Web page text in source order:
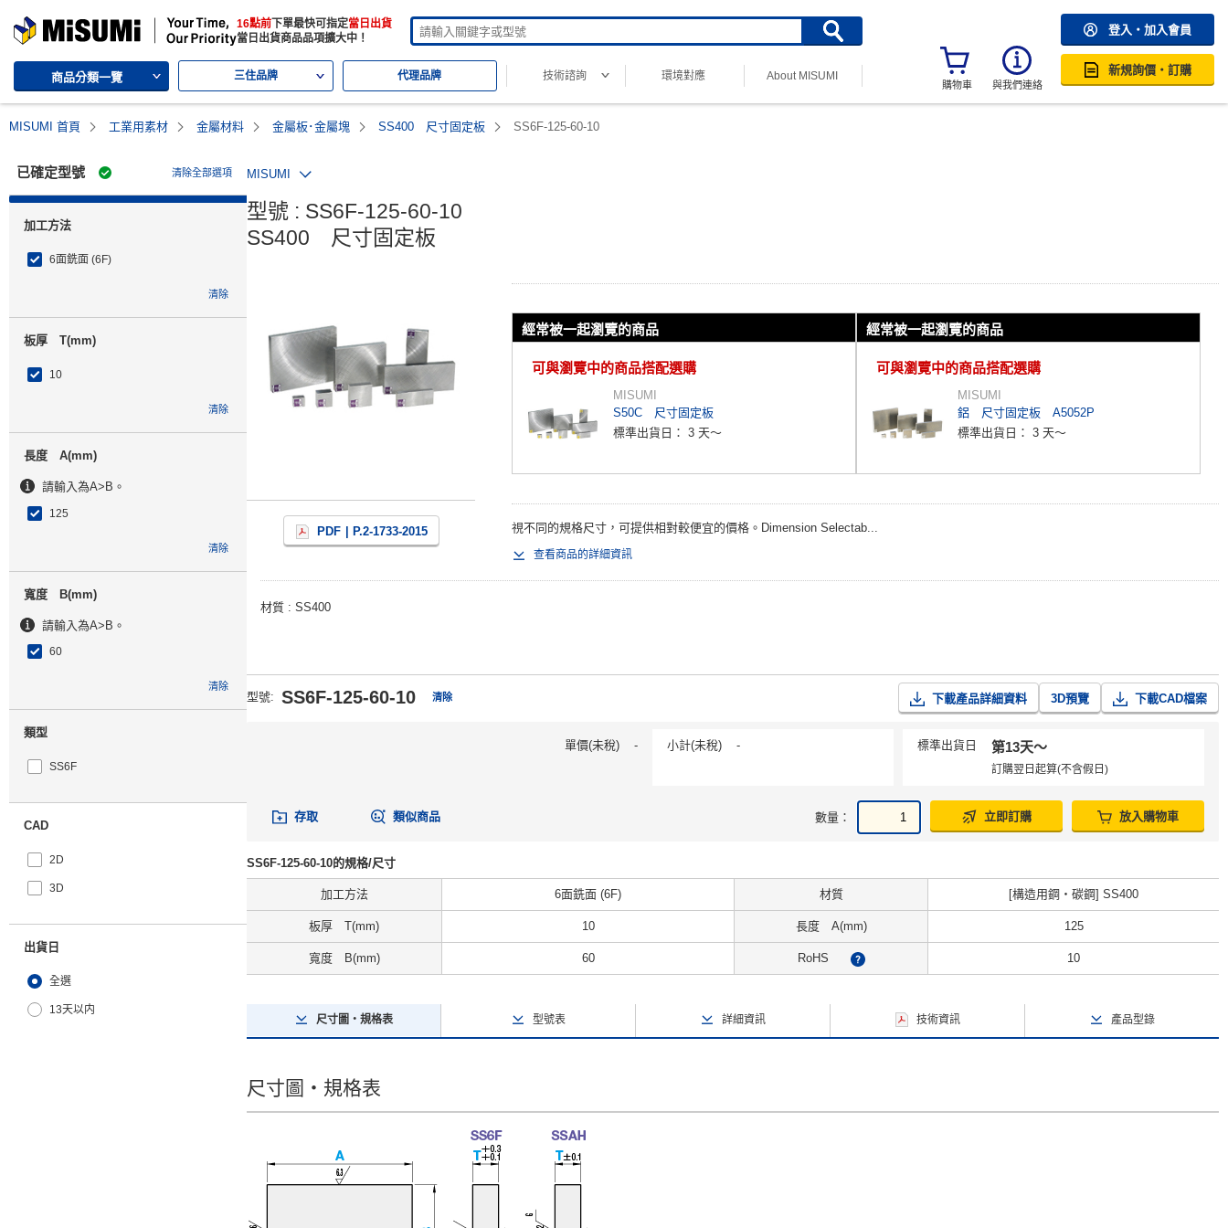
MISUMI | Your Time, Our Priority 16點前 下單最快可指定當日出貨
當日出貨商品品項擴大中！
商品分類一覽 三住品牌 代理品牌 技術諮詢 環境對應 About MISUMI
登入・加入會員
購物車 與我們連絡
新規詢價・訂購
MISUMI 首頁 工業用素材 金屬材料 金屬板･金屬塊 SS400 尺寸固定板 SS6F-125-60-10
已確定型號 清除全部選項
加工方法
6面銑面 (6F)
清除
板厚 T(mm)
10
清除
長度 A(mm)
請輸入為A>B。
125
清除
寬度 B(mm)
請輸入為A>B。
60
清除
類型
SS6F
CAD
2D
3D
出貨日
全選
13天以内
MISUMI
型號 : SS6F-125-60-10
SS400　尺寸固定板
PDF | P.2-1733-2015
經常被一起瀏覽的商品
可與瀏覽中的商品搭配選購
MISUMI
S50C 尺寸固定板
標準出貨日： 3 天～
經常被一起瀏覽的商品
可與瀏覽中的商品搭配選購
MISUMI
鋁 尺寸固定板 A5052P
標準出貨日： 3 天～
視不同的規格尺寸，可提供相對較便宜的價格。Dimension Selectab...
查看商品的詳細資訊
材質 SS400
型號: SS6F-125-60-10 清除 下載產品詳細資料 3D預覽 下載CAD檔案
單價(未稅) - 小計(未稅) - 標準出貨日 第13天〜
訂購翌日起算(不含假日)
存取 類似商品 數量： 立即訂購 放入購物車
SS6F-125-60-10的規格/尺寸
加工方法 6面銑面 (6F) 材質 [構造用鋼・碳鋼] SS400
板厚 T(mm) 10 長度 A(mm) 125
寬度 B(mm) 60 RoHS ? 10
尺寸圖・規格表 型號表 詳細資訊 技術資訊 產品型錄
尺寸圖・規格表